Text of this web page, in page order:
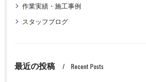
作業実績・施工事例
スタッフブログ
最近の投稿 Recent Posts